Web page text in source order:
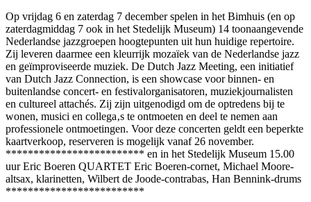
Op vrijdag 6 en zaterdag 7 december spelen in het Bimhuis (en op
zaterdagmiddag 7 ook in het Stedelijk Museum) 14 toonaangevende
Nederlandse jazzgroepen hoogtepunten uit hun huidige repertoire.
Zij leveren daarmee een kleurrijk mozaïek van de Nederlandse jazz
en geïmproviseerde muziek. De Dutch Jazz Meeting, een initiatief
van Dutch Jazz Connection, is een showcase voor binnen- en
buitenlandse concert- en festivalorganisatoren, muziekjournalisten
en cultureel attachés. Zij zijn uitgenodigd om de optredens bij te
wonen, musici en collega‚s te ontmoeten en deel te nemen aan
professionele ontmoetingen. Voor deze concerten geldt een beperkte
kaartverkoop, reserveren is mogelijk vanaf 26 november.
************************* en in het Stedelijk Museum 15.00
uur Eric Boeren QUARTET Eric Boeren-cornet, Michael Moore-
altsax, klarinetten, Wilbert de Joode-contrabas, Han Bennink-drums
*************************